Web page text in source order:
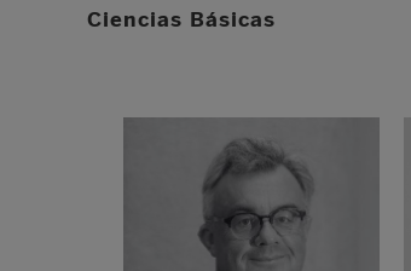
Ciencias Básicas